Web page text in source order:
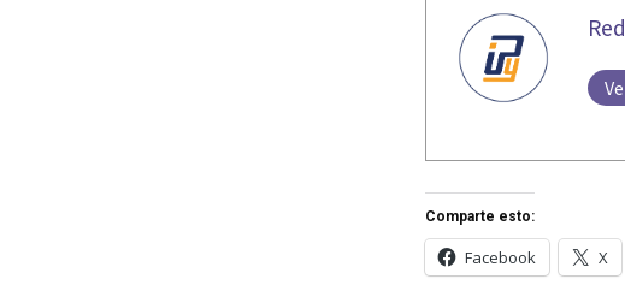
Comparte esto:
Facebook X